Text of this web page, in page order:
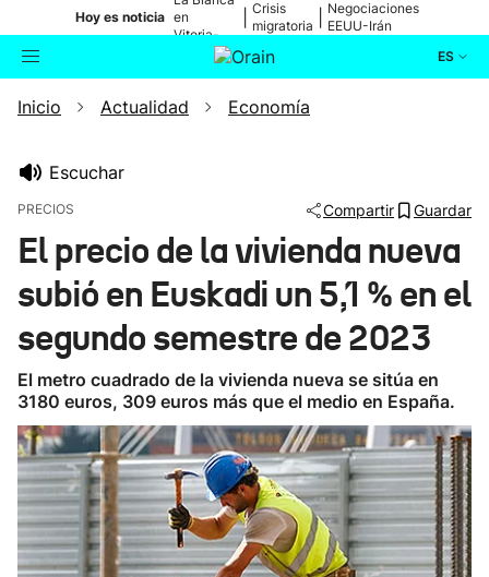
Hoy es noticia en
Vitoria-
Gasteiz
Crisis
migratoria
Negociaciones
EEUU-Irán
ES
Buscador Actualidad
Ikusmiran
Eguraldia
Inicio Actualidad Economía
Escuchar
PRECIOS Compartir Guardar
El precio de la vivienda nueva
subió en Euskadi un 5,1 % en el
segundo semestre de 2023
El metro cuadrado de la vivienda nueva se sitúa en
3180 euros, 309 euros más que el medio en España.